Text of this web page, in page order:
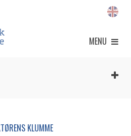
MENU
KLUMME